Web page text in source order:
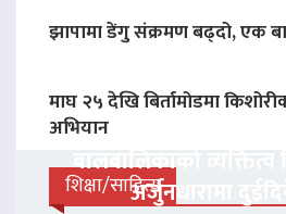
झापामा डेंगु संक्रमण बढ्दो, एक
माघ २५ देखि बिर्तामोडमा
अभियान
शिक्षा/साहित्य
बालबालिकाको
अर्जुनधारामा